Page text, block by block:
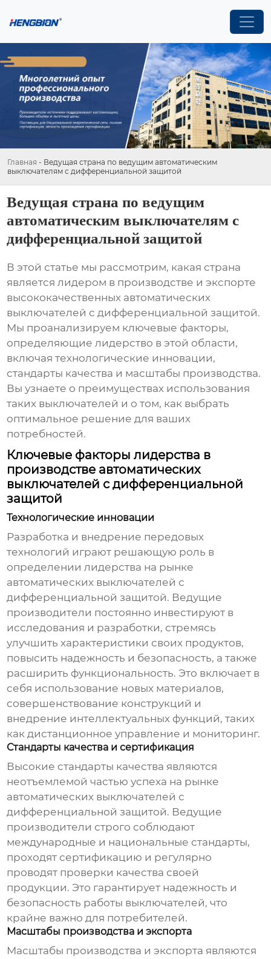
Главная - Ведущая страна по ведущим автоматическим
выключателям с дифференциальной защитой
Ведущая страна по ведущим
автоматическим выключателям с
дифференциальной защитой
В этой статье мы рассмотрим, какая страна
является лидером в производстве и экспорте
высококачественных автоматических
выключателей с дифференциальной защитой.
Мы проанализируем ключевые факторы,
определяющие лидерство в этой области,
включая технологические инновации,
стандарты качества и масштабы производства.
Вы узнаете о преимуществах использования
таких выключателей и о том, как выбрать
оптимальное решение для ваших
потребностей.
Ключевые факторы лидерства в
производстве автоматических
выключателей с дифференциальной
защитой
Технологические инновации
Разработка и внедрение передовых
технологий играют решающую роль в
определении лидерства на рынке
автоматических выключателей с
дифференциальной защитой. Ведущие
производители постоянно инвестируют в
исследования и разработки, стремясь
улучшить характеристики своих продуктов,
повысить надежность и безопасность, а также
расширить функциональность. Это включает в
себя использование новых материалов,
совершенствование конструкций и
внедрение интеллектуальных функций, таких
как дистанционное управление и мониторинг.
Стандарты качества и сертификация
Высокие стандарты качества являются
неотъемлемой частью успеха на рынке
автоматических выключателей с
дифференциальной защитой. Ведущие
производители строго соблюдают
международные и национальные стандарты,
проходят сертификацию и регулярно
проводят проверки качества своей
продукции. Это гарантирует надежность и
безопасность работы выключателей, что
крайне важно для потребителей.
Масштабы производства и экспорта
Масштабы производства и экспорта являются